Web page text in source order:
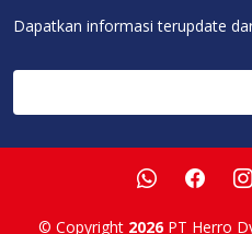
Dapatkan informasi terupdate
© Copyright 2026PT Herro